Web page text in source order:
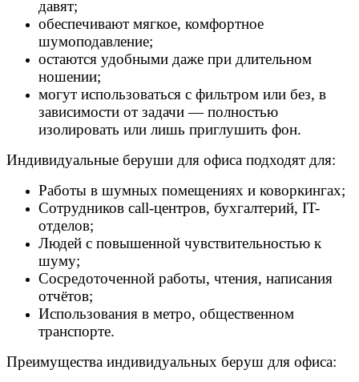
давят;
обеспечивают мягкое, комфортное
шумоподавление;
остаются удобными даже при длительном
ношении;
могут использоваться с фильтром или без, в
зависимости от задачи — полностью
изолировать или лишь приглушить фон.
Индивидуальные беруши для офиса подходят для:
Работы в шумных помещениях и коворкингах;
Сотрудников call-центров, бухгалтерий, IT-
отделов;
Людей с повышенной чувствительностью к
шуму;
Сосредоточенной работы, чтения, написания
отчётов;
Использования в метро, общественном
транспорте.
Преимущества индивидуальных беруш для офиса: